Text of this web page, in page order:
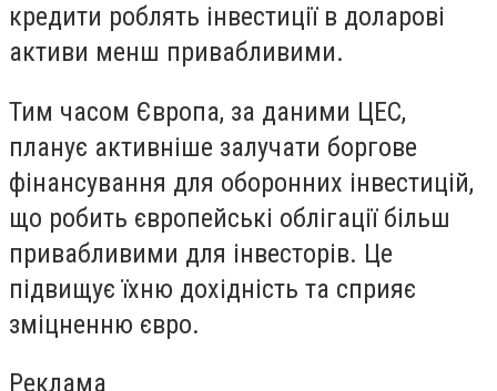
кредити роблять інвестиції в доларові
активи менш привабливими.
Тим часом Європа, за даними ЦЕС,
планує активніше залучати боргове
фінансування для оборонних інвестицій,
що робить європейські облігації більш
привабливими для інвесторів. Це
підвищує їхню дохідність та сприяє
зміцненню євро.
Реклама